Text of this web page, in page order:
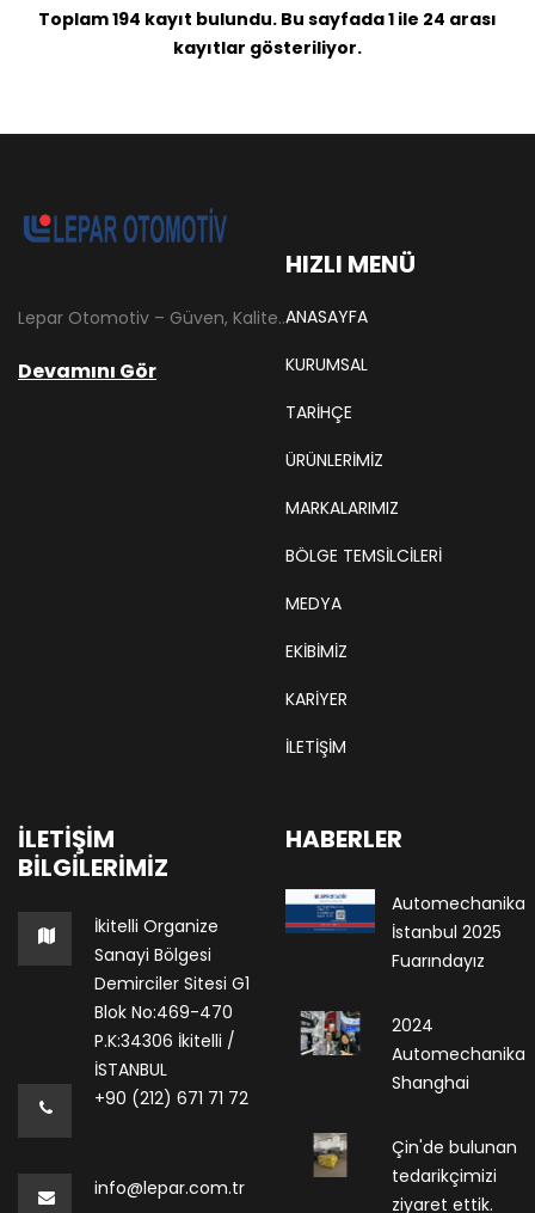
Toplam 194 kayıt bulundu. Bu sayfada 1 ile 24 arası
kayıtlar gösteriliyor.
Lepar Otomotiv – Güven, Kalite ve İstikrarın Adresi Lepar Otomotiv, Türkiye’nin otomotiv yedek parça sektöründe köklü bir geçmişe sahip, yenilikçi ve öncü firmalarından biridir. 1966 yılında Hüsnü Leblebici tarafından Tokat’ta mütevazı bir girişim olarak kurulan firmamız, ilk etapta Ford kamyonları, Ford Otosan minibüsleri ve Anadol marka araçların ünite ve yedek parçalarının satışını gerçekleştirerek sektöre adım atmıştır.
Devamını Gör
HIZLI MENÜ
ANASAYFA
KURUMSAL
TARIHÇE
ÜRÜNLERİMİZ
MARKALARIMIZ
BÖLGE TEMSILCILERI
MEDYA
EKIBIMIZ
KARIYER
İLETİŞİM
İLETIŞIM
BILGILERIMIZ
İkitelli Organize
Sanayi Bölgesi
Demirciler Sitesi G1
Blok No:469-470
P.K:34306 İkitelli /
İSTANBUL
+90 (212) 671 71 72
info@lepar.com.tr
HABERLER
Automechanika
İstanbul 2025
Fuarındayız
2024
Automechanika
Shanghai
Çin'de bulunan
tedarikçimizi
ziyaret ettik.